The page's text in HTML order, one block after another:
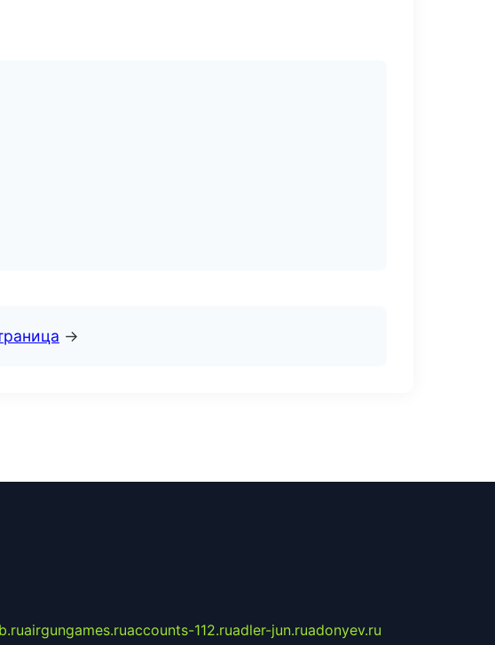
→
airgungames.ruaccounts-112.ruadler-jun.ruadonyev.ru